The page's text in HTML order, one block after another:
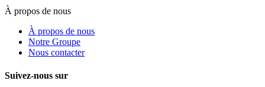
À propos de nous
À propos de nous
Notre Groupe
Nous contacter
Suivez-nous sur